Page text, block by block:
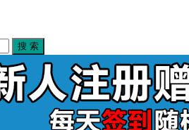
搜 索